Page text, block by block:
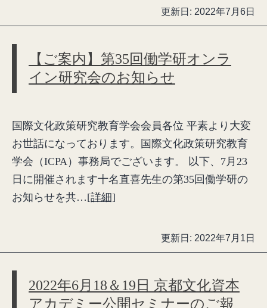
更新日: 2022年7月6日
【ご案内】第35回働学研オンラ
イン研究会のお知らせ
国際文化政策研究教育学会会員各位 平素より大変
お世話になっております。国際文化政策研究教育
学会（ICPA）事務局でございます。 以下、7月23
日に開催されます十名直喜先生の第35回働学研の
お知らせを共…[詳細]
更新日: 2022年7月1日
2022年6月18＆19日 京都文化資本
アカデミー公開セミナーのご報